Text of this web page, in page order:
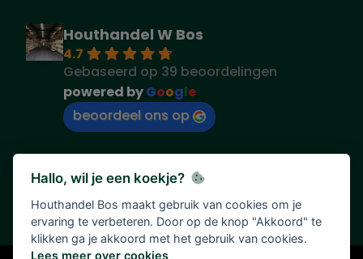
Houthandel W Bos
4.7
Gebaseerd op 39 beoordelingen
powered byGoogle
beoordeel ons op
Hallo, wil je een koekje?
Houthandel Bos maakt gebruik van cookies om je
ervaring te verbeteren. Door op de knop "Akkoord" te
klikken ga je akkoord met het gebruik van cookies.
Lees meer over cookies